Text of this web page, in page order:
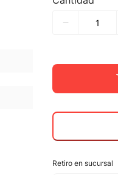
Retiro en sucursal